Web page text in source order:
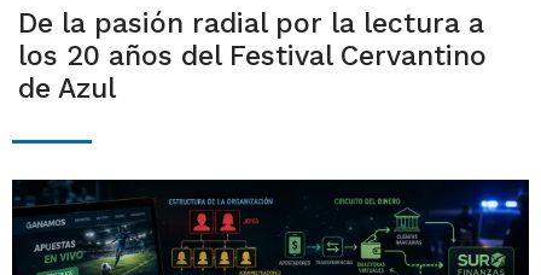
De la pasión radial por la lectura a
los 20 años del Festival Cervantino
de Azul